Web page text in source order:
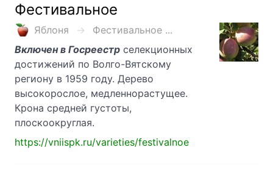
Фестивальное
Яблоня
Фестивальное ...
Включен в Госреестр селекционных
достижений по Волго-Вятскому
региону в 1959 году. Дерево
высокорослое, медленнорастущее.
Крона средней густоты,
плоскоокруглая.
https://vniispk.ru/varieties/festivalnoe